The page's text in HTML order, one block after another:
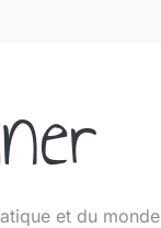
et du monde